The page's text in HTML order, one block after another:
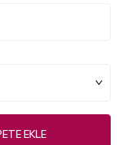
EKLE